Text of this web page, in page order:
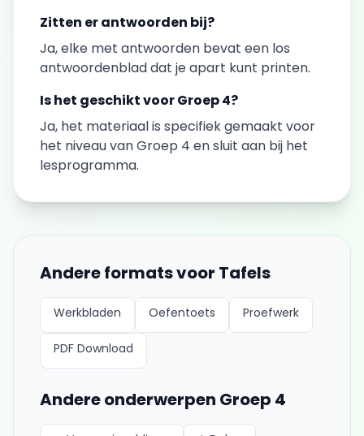
Zitten er antwoorden bij?
Ja, elke met antwoorden bevat een los
antwoordenblad dat je apart kunt printen.
Is het geschikt voorGroep 4?
Ja, het materiaal is specifiek gemaakt voor
het niveau vanGroep 4 en sluit aan bij het
lesprogramma.
Andere formats voor Tafels
Werkbladen Oefentoets Proefwerk
PDF Download
Andere onderwerpen Groep 4